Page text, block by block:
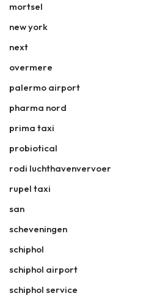
mortsel
new york
next
overmere
palermo airport
pharma nord
prima taxi
probiotical
rodi luchthavenvervoer
rupel taxi
san
scheveningen
schiphol
schiphol airport
schiphol service